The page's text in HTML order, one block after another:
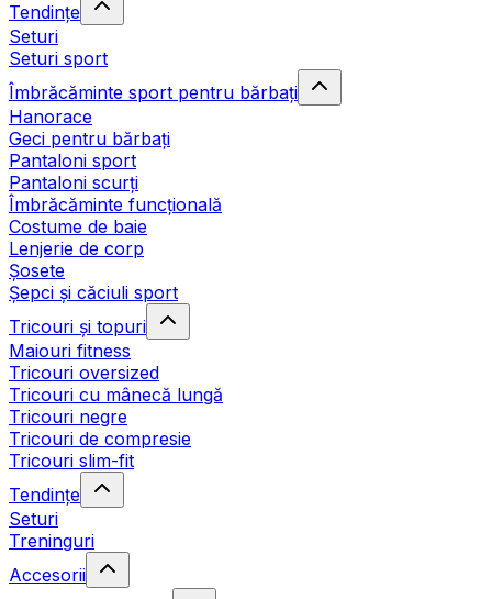
Tendințe
Seturi
Seturi sport
Îmbrăcăminte sport pentru bărbați
Hanorace
Geci pentru bărbați
Pantaloni sport
Pantaloni scurți
Îmbrăcăminte funcțională
Costume de baie
Lenjerie de corp
Șosete
Șepci și căciuli sport
Tricouri și topuri
Maiouri fitness
Tricouri oversized
Tricouri cu mânecă lungă
Tricouri negre
Tricouri de compresie
Tricouri slim-fit
Tendințe
Seturi
Treninguri
Accesorii